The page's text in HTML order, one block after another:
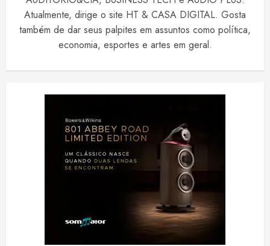
Atualmente, dirige o site HT & CASA DIGITAL. Gosta
também de dar seus palpites em assuntos como política,
economia, esportes e artes em geral.